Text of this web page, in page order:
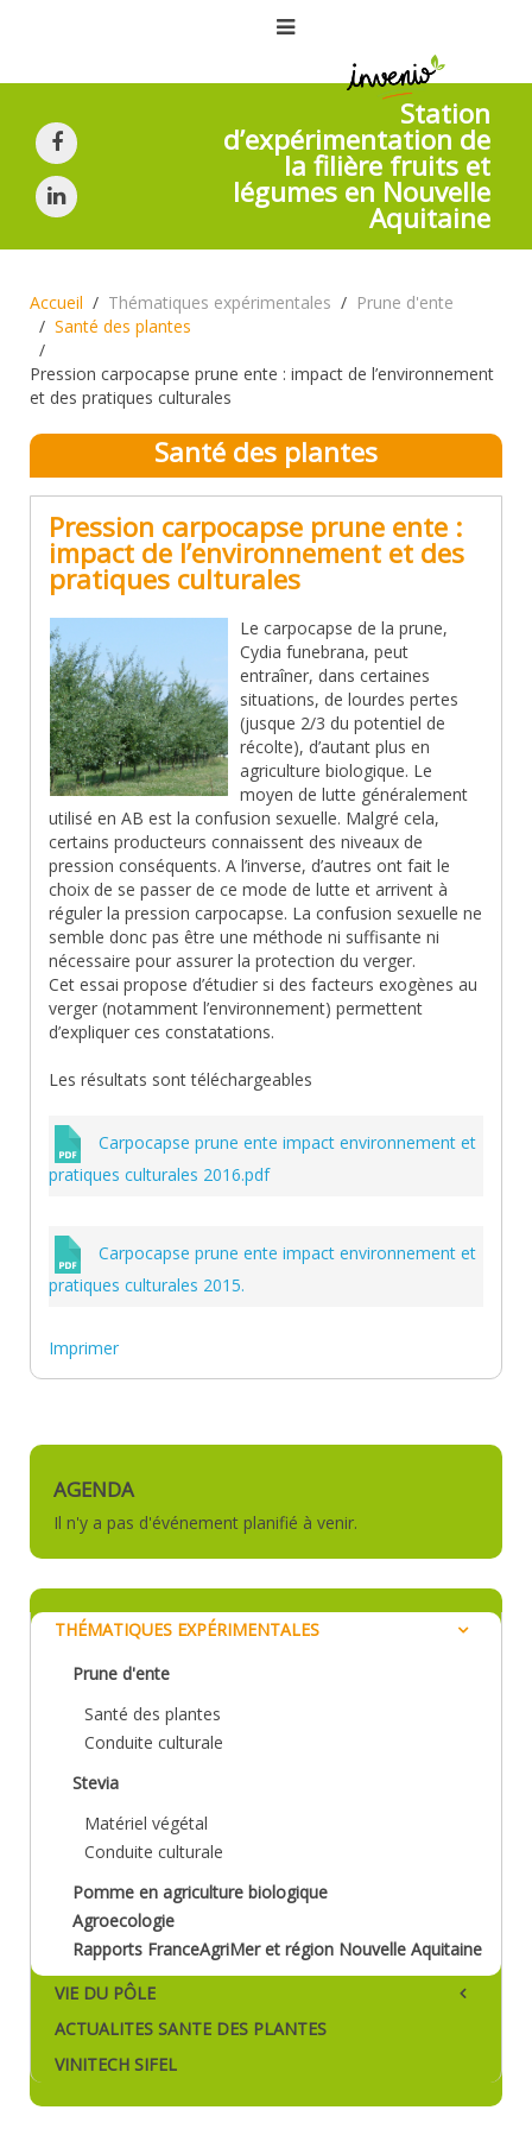
Station
d’expérimentation de
la filière fruits et
légumes en Nouvelle
Aquitaine
Accueil Thématiques expérimentales
Prune d'ente
Santé des plantes
Pression carpocapse prune ente : impact de l’environnement
et des pratiques culturales
Santé des plantes
Pression carpocapse prune ente :
impact de l’environnement et des
pratiques culturales
Le carpocapse de la prune,
Cydia funebrana, peut
entraîner, dans certaines
situations, de lourdes pertes
(jusque 2/3 du potentiel de
récolte), d’autant plus en
agriculture biologique. Le
moyen de lutte généralement
utilisé en AB est la confusion sexuelle. Malgré cela,
certains producteurs connaissent des niveaux de
pression conséquents. A l’inverse, d’autres ont fait le
choix de se passer de ce mode de lutte et arrivent à
réguler la pression carpocapse. La confusion sexuelle ne
semble donc pas être une méthode ni suffisante ni
nécessaire pour assurer la protection du verger.
Cet essai propose d’étudier si des facteurs exogènes au
verger (notamment l’environnement) permettent
d’expliquer ces constatations.
Les résultats sont téléchargeables
Carpocapse prune ente impact environnement et
pratiques culturales 2016.pdf
Carpocapse prune ente impact environnement et
pratiques culturales 2015.
Imprimer
AGENDA
Il n'y a pas d'événement planifié à venir.
THÉMATIQUES EXPÉRIMENTALES
Prune d'ente
Santé des plantes
Conduite culturale
Stevia
Matériel végétal
Conduite culturale
Pomme en agriculture biologique
Agroecologie
Rapports FranceAgriMer et région Nouvelle Aquitaine
VIE DU PÔLE
ACTUALITES SANTE DES PLANTES
VINITECH SIFEL